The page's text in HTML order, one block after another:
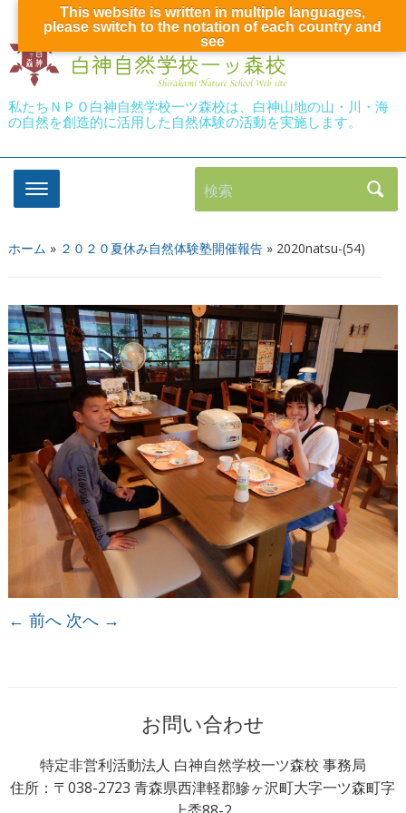
私たちＮＰＯ白神自然学校一ツ森校は、白神山地の山・川・海
の自然を創造的に活用した自然体験の活動を実施します。
検索
ホーム » ２０２０夏休み自然体験塾開催報告» 2020natsu-(54)
← 前へ 次へ →
お問い合わせ
特定非営利活動法人 白神自然学校一ツ森校 事務局
住所：〒038-2723 青森県西津軽郡鰺ヶ沢町大字一ツ森町字
This website is written in multiple languages,
please switch to the notation of each country and
see